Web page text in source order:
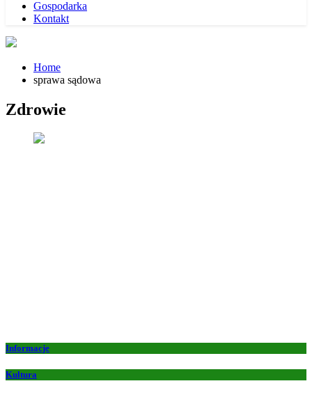
Gospodarka
Kontakt
Home
sprawa sądowa
Zdrowie
Informacje
Kultura